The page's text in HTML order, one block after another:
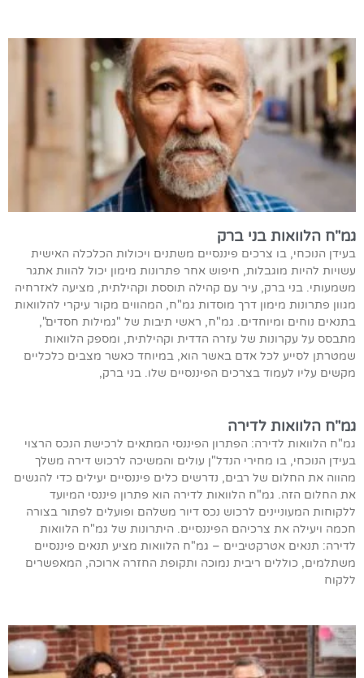
גמ"ח הלוואות בני ברק
בעידן הנוכחי, בו צרכים פיננסיים משתנים ויכולות הכלכלה האישית
עשויות להיות מוגבלות, חיפוש אחר פתרונות מימון יכול להוות אתגר
משמעותי. בני ברק, עיר עם קהילה תוססת וקהילתית, מציעה לאזרחיה
מגוון פתרונות מימון דרך מוסדות גמ"ח, המהווים מקור עיקרי להלוואות
בתנאים נוחים ומיוחדים. גמ"ח, ראשי תיבות של "גמילות חסדים",
מתבסס על עקרונות של עזרה הדדית וקהילתית, ומספק הלוואות
שמטרתן לסייע לכל אדם באשר הוא, במיוחד כאשר מצבים כלכליים
מקשים עליו לעמוד בצרכים הפיננסיים שלו. בני ברק,
גמ"ח הלוואות לדירה
גמ"ח הלוואות לדירה: הפתרון הפיננסי המתאים לרכישת הנכס הרצוי
בעידן הנוכחי, בו מחירי הנדל"ן עולים והמשיכה לרכוש דירה משלך
מהווה את החלום של רבים, נדרשים כלים פיננסיים יעילים כדי להגשים
את החלום הזה. גמ"ח הלוואות לדירה הוא פתרון פיננסי המיועד
ללקוחות המעוניינים לרכוש נכס דיור משלהם ופועלים לפתור בצורה
חכמה ויעילה את צרכיהם הפיננסיים. היתרונות של גמ"ח הלוואות
לדירה: תנאים אטרקטיביים – גמ"ח הלוואות מציע תנאים פיננסיים
משתלמים, כוללים ריבית נמוכה ותקופת החזרה ארוכה, המאפשרים
ללקוח